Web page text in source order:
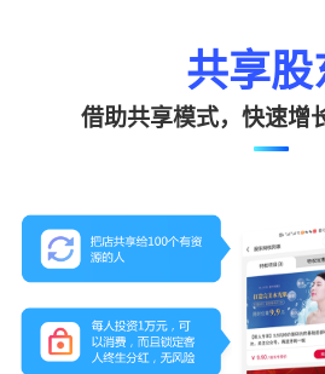
共享股
借助共享模式，快速增